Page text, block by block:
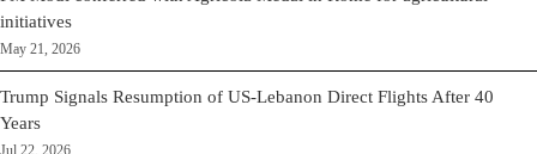
initiatives
May 21, 2026
Trump Signals Resumption of US-Lebanon Direct Flights After 40
Years
Jul 22, 2026